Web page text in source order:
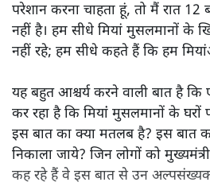
परेशान करना चाहता हूं, तो मैं रात 12
नहीं है। हम सीधे मियां मुसलमानों के
नहीं रहे; हम सीधे कहते हैं कि हम
यह बहुत आश्चर्य करने वाली बात है कि
कर रहा है कि मियांं मुसलमानों के घरों
इस बात का क्या मतलब है? इस बात
निकाला जाये? जिन लोगों को
कह रहे हैं वे इस बात से उन